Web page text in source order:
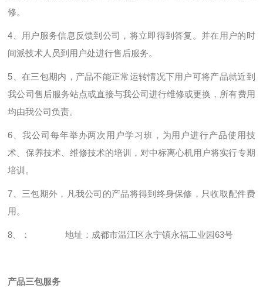
修。
4、用户服务信息反馈到公司，将立即得到答复。并在用户的时
间派技术人员到用户处进行售后服务。
5、在三包期内，产品不能正常运转情况下用户可将产品就近到
我公司售后服务站点或直接与我公司进行维修或更换，所有费用
均由我公司负责。
6、我公司每年举办两次用户学习班，为用户进行产品使用技
术、保养技术、维修技术的培训，对中标离心机用户将实行专期
培训。
7、三包期外，凡我公司的产品将得到终身保修，只收取配件费
用。
8、： 地址：成都市温江区永宁镇永福工业园63号
产品三包服务